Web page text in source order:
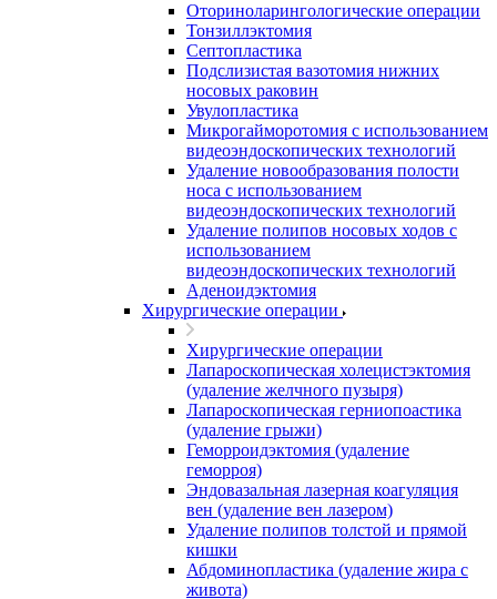
Оториноларингологические операции
Тонзиллэктомия
Септопластика
Подслизистая вазотомия нижних
носовых раковин
Увулопластика
Микрогайморотомия с использованием
видеоэндоскопических технологий
Удаление новообразования полости
носа с использованием
видеоэндоскопических технологий
Удаление полипов носовых ходов с
использованием
видеоэндоскопических технологий
Аденоидэктомия
Хирургические операции
Хирургические операции
Лапароскопическая холецистэктомия
(удаление желчного пузыря)
Лапароскопическая герниопоастика
(удаление грыжи)
Геморроидэктомия (удаление
геморроя)
Эндовазальная лазерная коагуляция
вен (удаление вен лазером)
Удаление полипов толстой и прямой
кишки
Абдоминопластика (удаление жира с
живота)